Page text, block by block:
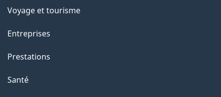
Voyage et tourisme
Entreprises
Prestations
Santé